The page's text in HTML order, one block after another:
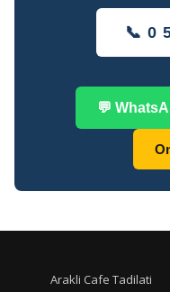
📞 0
💬
Arakli Cafe Tadilati